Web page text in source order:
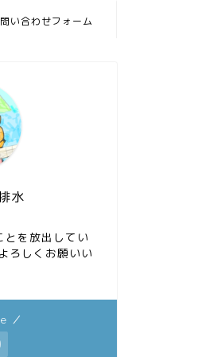
い合わせフォーム
水
とを放出してい
ろしくお願いい
／